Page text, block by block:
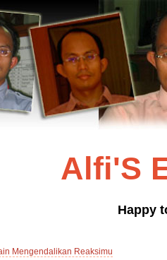
Alfi'S
Happy
Mengendalikan Reaksimu